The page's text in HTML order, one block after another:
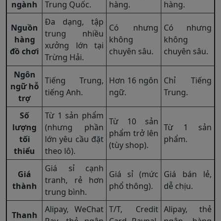
ngành
Trung Quốc.
hàng.
hàng.
Nguồn
hàng
đồ chơi
Đa dạng, tập
trung nhiều
xưởng lớn tại
Trừng Hải.
Có nhưng
không
chuyên sâu.
Có nhưng
không
chuyên sâu.
Ngôn
ngữ hỗ
trợ
Tiếng Trung,
tiếng Anh.
Hơn 16 ngôn
ngữ.
Chỉ Tiếng
Trung.
Số
lượng
tối
thiểu
Từ 1 sản phẩm
(nhưng phần
lớn yêu cầu đặt
theo lô).
Từ 10 sản
phẩm trở lên
(tùy shop).
Từ 1 sản
phẩm.
Giá
thành
Giá sỉ cạnh
tranh, rẻ hơn
trung bình.
Giá sỉ (mức
phổ thông).
Giá bán lẻ,
dễ chịu.
Thanh
Alipay, WeChat T/T, Credit Alipay, thẻ